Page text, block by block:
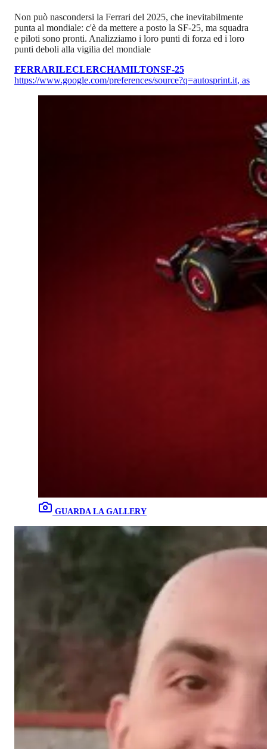
Non può nascondersi la Ferrari del 2025, che inevitabilmente
punta al mondiale: c'è da mettere a posto la SF-25, ma squadra
e piloti sono pronti. Analizziamo i loro punti di forza ed i loro
punti deboli alla vigilia del mondiale
FERRARILECLERCHAMILTONSF-25
https://www.google.com/preferences/source?q=autosprint.it, as
GUARDA LA GALLERY